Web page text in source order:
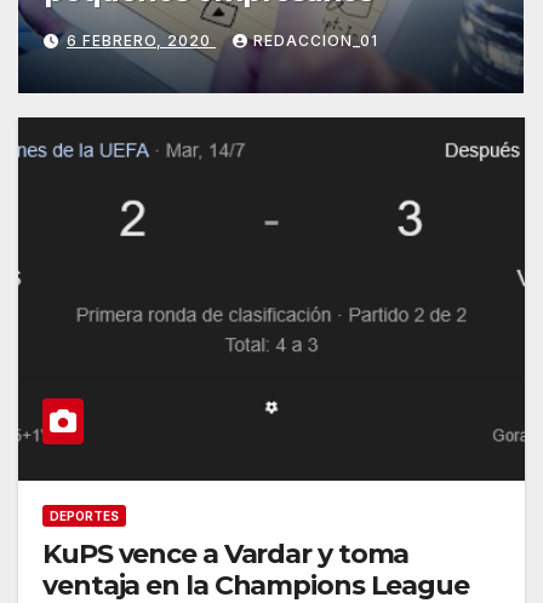
6 FEBRERO, 2020 REDACCION_01
DEPORTES
KuPS vence a Vardar y toma
ventaja en la Champions League